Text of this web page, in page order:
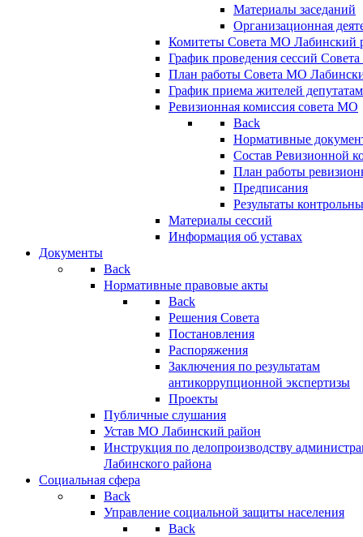
Материалы заседаний
Организационная
Комитеты Совета МО Лабинский
График проведения сессий
План работы Совета МО
График приема жителей
Ревизионная комиссия совета МО
Back
Нормативные
Состав Ревизионной
План работы
Предписания
Результаты
Материалы сессий
Информация об уставах
Документы
Back
Нормативные правовые акты
Back
Решения Совета
Постановления
Распоряжения
Заключения по результатам
антикоррупционной экспертизы
Проекты
Публичные слушания
Устав МО Лабинский район
Инструкция по делопроизводству
Лабинского района
Социальная сфера
Back
Управление социальной защиты населения
Back